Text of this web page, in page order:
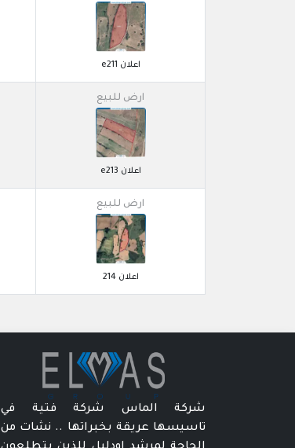
اعلان e211
ارض للبيع
اعلان e213
ارض للبيع
اعلان 214
شركة الماس شركة فتية في
تاسيسها عريقة بخبراتها .. نشات من